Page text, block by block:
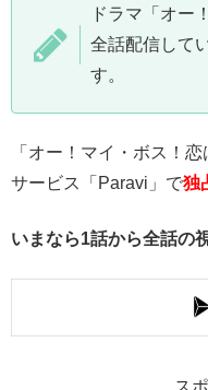
ドラマ「オー
全話配信して
す。
「オー！マイ・ボス！
サービス「Paravi」で独
いまなら1話から全話の
ス